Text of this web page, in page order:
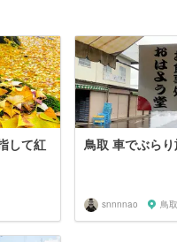
して紅
鳥取 車でぶら
snnnnao 鳥取